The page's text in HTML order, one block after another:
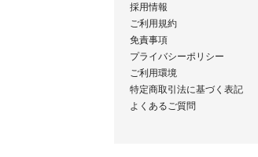
採用情報
ご利用規約
免責事項
プライバシーポリシー
ご利用環境
特定商取引法に基づく表記
よくあるご質問